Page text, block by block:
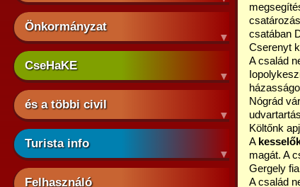
Önkormányzat
CseHaKE
és a többi civil
Turista info
Felhasználó
csatában
Cserenyt
A család
Nógrád
Költőnk
A
magát. A
Gergely
A család